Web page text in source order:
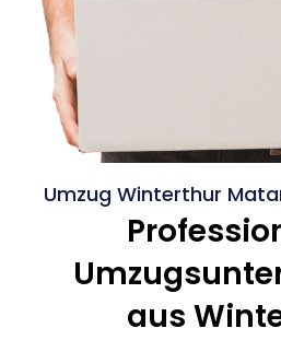
Umzug Winterthur
aus